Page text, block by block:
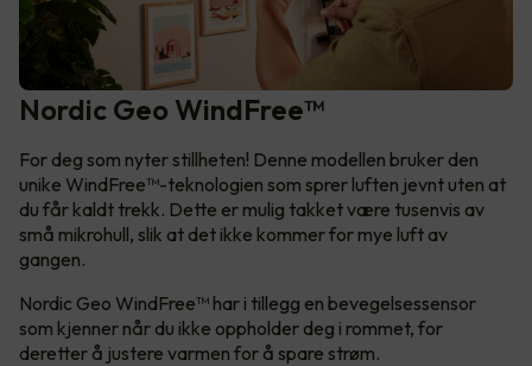
Nordic Geo WindFree™
For deg som nyter stillheten! Denne modellen bruker den
unike WindFree™-teknologien som sprer luften jevnt uten at
du får kaldt trekk. Dette er mulig takket være tusenvis av
små mikrohull, slik at det ikke kommer for mye luft av
gangen.
Nordic Geo WindFree™ har i tillegg en bevegelsessensor
som kjenner når du ikke oppholder deg i rommet, for
deretter å justere varmen for å spare strøm.